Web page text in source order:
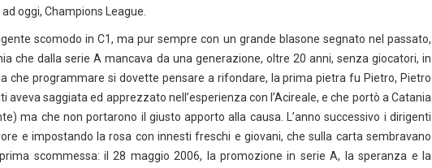
oggi, Champions League.
scomodo in C1, ma pur sempre con un grande blasone segnato nel passato,
che dalla serie A mancava da una generazione, oltre 20 anni, senza giocatori, in
che programmare si dovette pensare a rifondare, la prima pietra fu Pietro, Pietro
aveva saggiata ed apprezzato nell’esperienza con l’Acireale, e che portò a Catania
ma che non portarono il giusto apporto alla causa. L’anno successivo i dirigenti
e impostando la rosa con innesti freschi e giovani, che sulla carta sembravano
scommessa: il 28 maggio 2006, la promozione in serie A, la speranza e la